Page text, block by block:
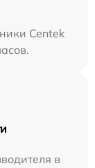
Centek
в